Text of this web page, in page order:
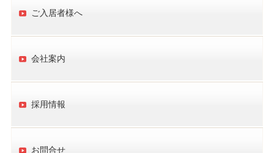
ご入居者様へ
会社案内
採用情報
お問合せ